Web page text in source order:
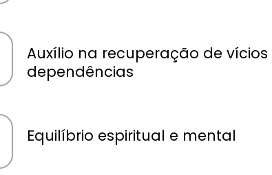
Auxílio na recuperação de vícios
dependências
Equilíbrio espiritual e mental